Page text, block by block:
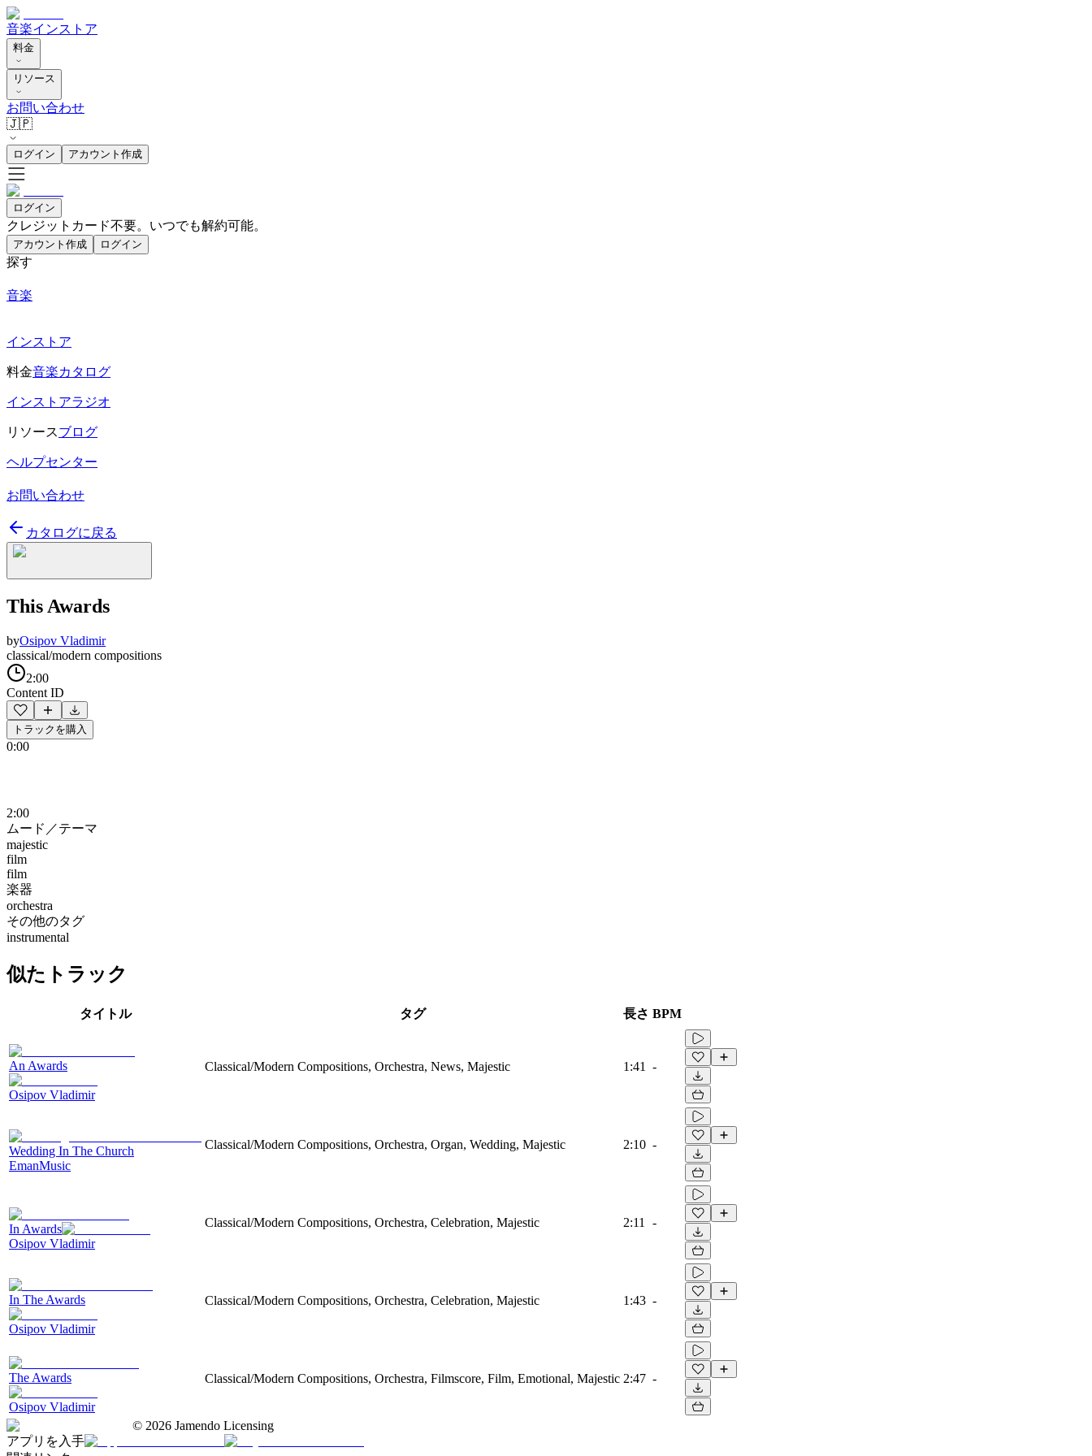
音楽インストア
料金
リソース
お問い合わせ
🇯🇵
ログイン アカウント作成
ログイン
クレジットカード不要。いつでも解約可能。
アカウント作成 ログイン
探す
音楽
インストア
料金音楽カタログ
インストアラジオ
リソースブログ
ヘルプセンター
お問い合わせ
カタログに戻る
This Awards
byOsipov Vladimir
classical/modern compositions
2:00
Content ID
トラックを購入
0:00
2:00
ムード／テーマ
majestic
film
film
楽器
orchestra
その他のタグ
instrumental
似たトラック
タイトル タグ 長さ BPM
An Awards
Osipov Vladimir
Classical/Modern Compositions, Orchestra, News, Majestic 1:41 -
Wedding In The Church
EmanMusic
Classical/Modern Compositions, Orchestra, Organ, Wedding, Majestic 2:10 -
In Awards
Osipov Vladimir
Classical/Modern Compositions, Orchestra, Celebration, Majestic 2:11 -
In The Awards
Osipov Vladimir
Classical/Modern Compositions, Orchestra, Celebration, Majestic 1:43 -
The Awards
Osipov Vladimir
Classical/Modern Compositions, Orchestra, Filmscore, Film, Emotional, Majestic 2:47 -
© 2026 Jamendo Licensing
アプリを入手